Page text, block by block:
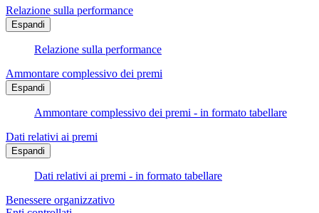
Relazione sulla performance
Espandi
Relazione sulla performance
Ammontare complessivo dei premi
Espandi
Ammontare complessivo dei premi - in formato tabellare
Dati relativi ai premi
Espandi
Dati relativi ai premi - in formato tabellare
Benessere organizzativo